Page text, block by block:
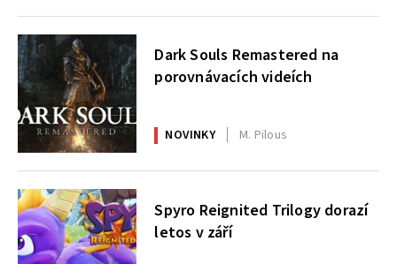
Dark Souls Remastered na
porovnávacích videích
NOVINKY M. Pilous
Spyro Reignited Trilogy dorazí
letos v září